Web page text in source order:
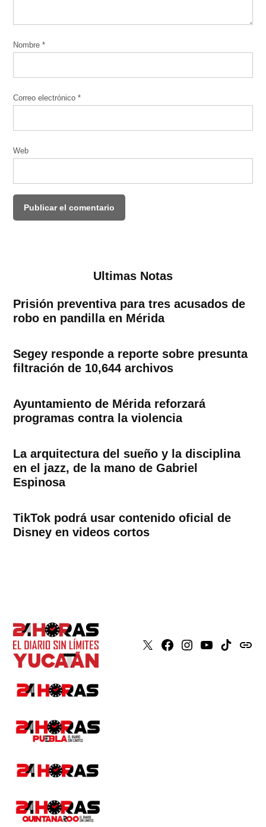
Nombre*
Correo electrónico*
Web
Ultimas Notas
Prisión preventiva para tres acusados de
robo en pandilla en Mérida
Segey responde a reporte sobre presunta
filtración de 10,644 archivos
Ayuntamiento de Mérida reforzará
programas contra la violencia
La arquitectura del sueño y la disciplina
en el jazz, de la mano de Gabriel
Espinosa
TikTok podrá usar contenido oficial de
Disney en videos cortos
X Faceboook
Instagram
YoutubeTiktokissuu